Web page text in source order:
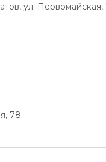
ул. Первомайская,
78